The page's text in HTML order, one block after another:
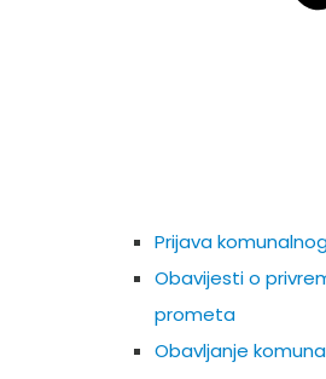
Prijava
Obavijesti o
prometa
Obavljanje